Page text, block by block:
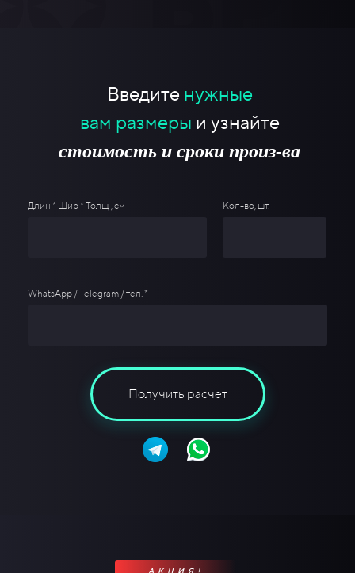
Введите нужные
вам размеры и узнайте
стоимость и сроки произ-ва
Длин * Шир * Толщ , см Кол-во, шт.
WhatsApp / Telegram / тел. *
Получить расчет
АКЦИЯ!